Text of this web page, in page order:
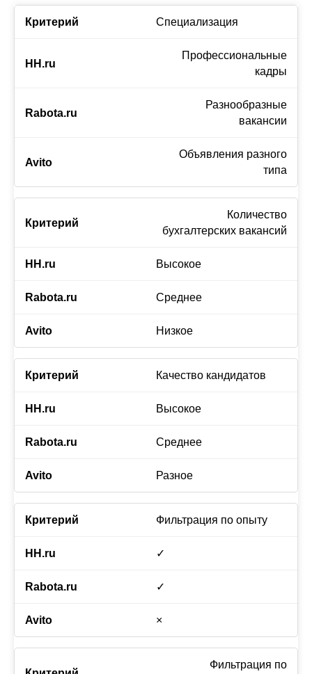
Специализация
Профессиональные
кадры
Разнообразные
вакансии
Объявления разного
типа
Количество
бухгалтерских вакансий
Высокое
Среднее
Низкое
Качество кандидатов
Высокое
Среднее
Разное
Фильтрация по опыту
✓
✓
×
Фильтрация по